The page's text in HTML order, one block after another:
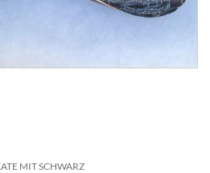
MIT SCHWARZ